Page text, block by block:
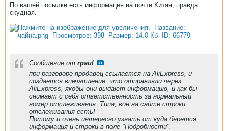
По вашей посылке есть информация на почте Китая, правда
скудная.
Сообщение от rpaul
при разговоре продавец ссылается на AliExpress, и
создается впечатление, что отправляли через
AliExpress, якобы они выдают информацию, и как бы
снимает с себя ответственность за нормальный
номер отслеживания. Типа, вон на сайте строки
отслеживания есть!
Потому и очень интересно узнать от куда берется
информация и строки в поле "Подробности".